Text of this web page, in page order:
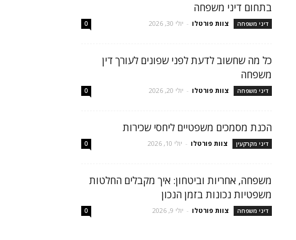
בתחום דיני משפחה
דיני משפחה צוות פורטלו - יולי 30, 2026 0
כל מה שחשוב לדעת לפני שפונים לעורך דין
משפחה
דיני משפחה צוות פורטלו - יולי 20, 2026 0
הכנת מסמכים משפטיים ליחסי שכירות
דיני מקרקעין צוות פורטלו - יולי 10, 2026 0
משפחה, אחריות וביטחון: איך מקבלים החלטות
משפטיות נכונות בזמן הנכון
דיני משפחה צוות פורטלו - יולי 9, 2026 0